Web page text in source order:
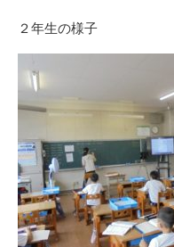
２年生の様子